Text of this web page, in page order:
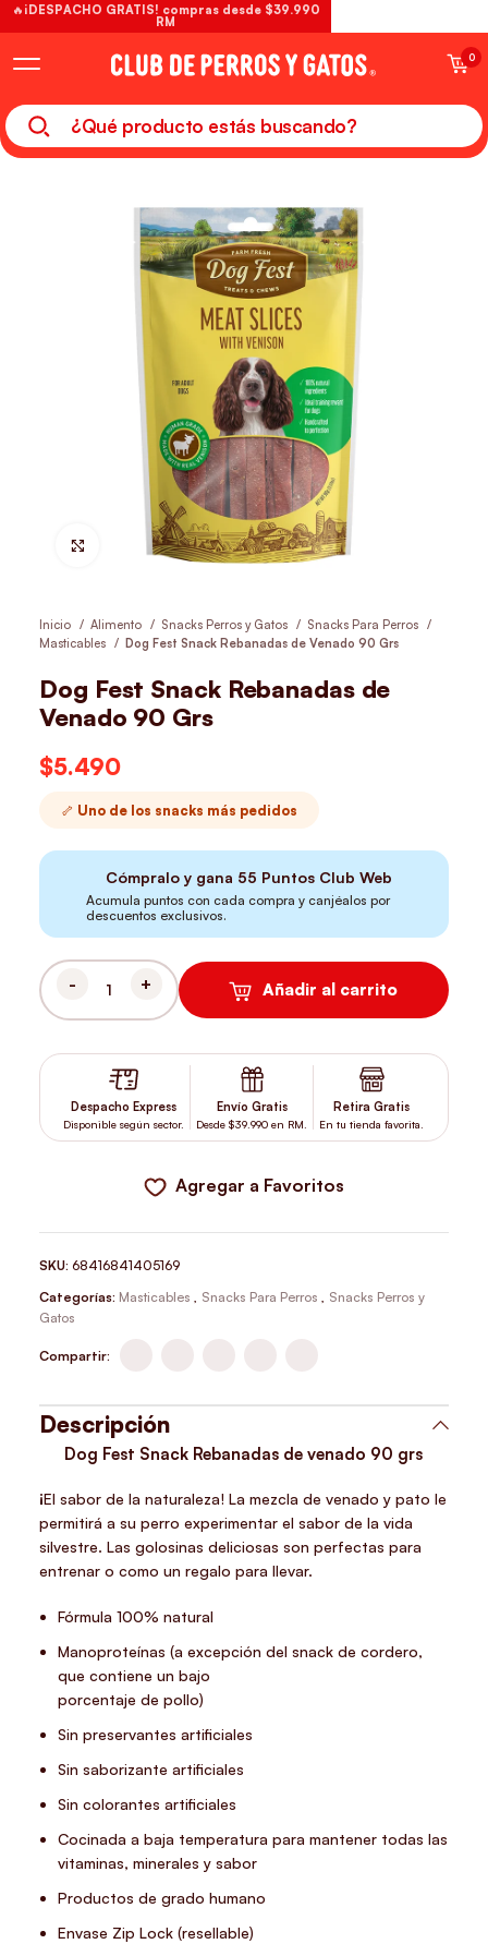
0
Hacer Zoom
Inicio Alimento Snacks Perros y Gatos
Snacks Para Perros
Masticables
Dog Fest Snack Rebanadas de Venado 90 Grs
Dog Fest Snack Rebanadas de
Venado 90 Grs
$5.490
🦴 Uno de los snacks más pedidos
Cómpralo y gana 55 Puntos Club Web
Acumula puntos con cada compra y canjéalos por
descuentos exclusivos.
DOG FEST SNACK REBANADAS DE VENADO 90 GRS CANTIDAD
Añadir al carrito
Despacho Express
Disponible según sector.
Envío Gratis
Desde $39.990 en RM.
Retira Gratis
En tu tienda favorita.
Agregar a Favoritos
SKU:68416841405169
Categorías: Masticables , Snacks Para Perros , Snacks Perros y
Gatos
Compartir:
Descripción
Dog Fest Snack Rebanadas de venado 90 grs
¡El sabor de la naturaleza! La mezcla de venado y pato le
permitirá a su perro experimentar el sabor de la vida
silvestre. Las golosinas deliciosas son perfectas para
entrenar o como un regalo para llevar.
Fórmula 100% natural
Manoproteínas (a excepción del snack de cordero,
que contiene un bajo
porcentaje de pollo)
Sin preservantes artificiales
Sin saborizante artificiales
Sin colorantes artificiales
Cocinada a baja temperatura para mantener todas las
vitaminas, minerales y sabor
Productos de grado humano
Envase Zip Lock (resellable)
🔥¡DESPACHO GRATIS! compras desde $39.990
RM